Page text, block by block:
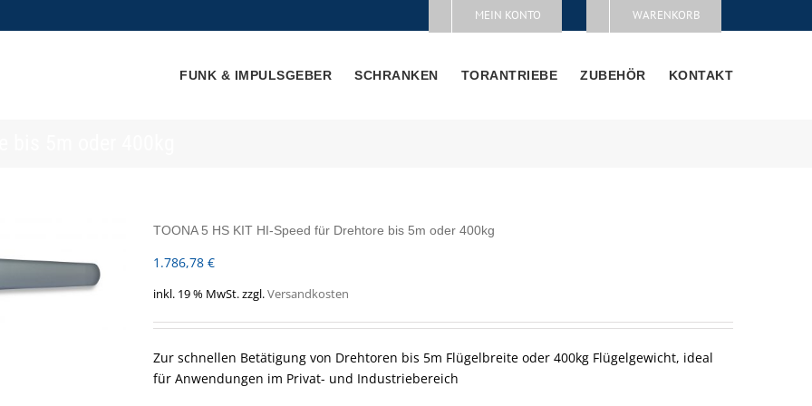
MEIN KONTO WARENKORB
FUNK & IMPULSGEBER SCHRANKEN TORANTRIEBE ZUBEHÖR KONTAKT
TOONA 5 HS KIT HI-Speed für Drehtore bis 5m oder 400kg
1.786,78 €
inkl. 19 % MwSt.zzgl.Versandkosten
Zur schnellen Betätigung von Drehtoren bis 5m Flügelbreite oder 400kg Flügelgewicht, ideal
für Anwendungen im Privat- und Industriebereich